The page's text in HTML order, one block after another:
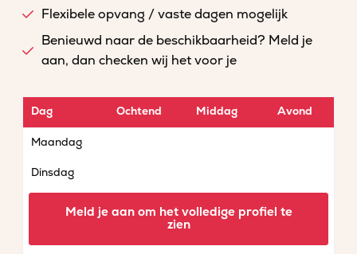
Flexibele opvang / vaste dagen mogelijk
Benieuwd naar de beschikbaarheid? Meld je
aan, dan checken wij het voor je
Dag Ochtend Middag Avond
Maandag
Dinsdag
Meld je aan om het volledige profiel te
zien